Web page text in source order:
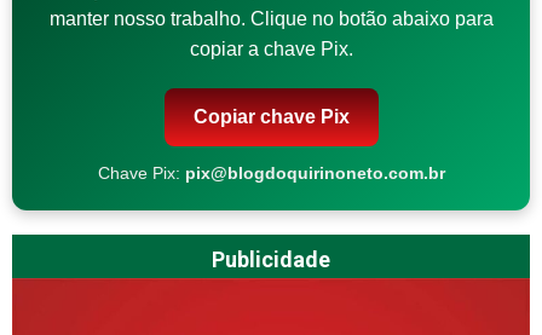
manter nosso trabalho. Clique no botão abaixo para
copiar a chave Pix.
Copiar chave Pix
Chave Pix: pix@blogdoquirinoneto.com.br
Publicidade